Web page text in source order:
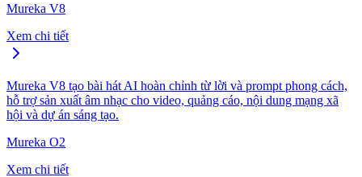
Mureka V8
Xem chi tiết
Mureka V8 tạo bài hát AI hoàn chỉnh từ lời và prompt phong cách,
hỗ trợ sản xuất âm nhạc cho video, quảng cáo, nội dung mạng xã
hội và dự án sáng tạo.
Mureka O2
Xem chi tiết